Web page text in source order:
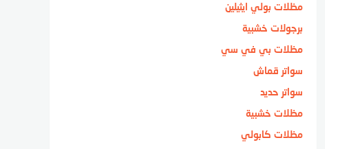
مظلات بولي ايثيلين
برجولات خشبية
مظلات بي في سي
سواتر قماش
سواتر حديد
مظلات خشبية
مظلات كابولي